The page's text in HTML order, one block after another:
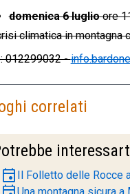
domenica 6 luglioore
climatica in montagna
012299032 -
correlati
event Il Folletto delle Rocce
Una montagna sicura